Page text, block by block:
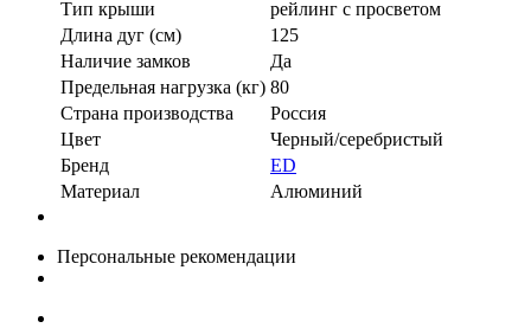
Тип крыши
рейлинг с просветом
Длина дуг (см)
125
Наличие замков
Да
Предельная нагрузка (кг) 80
Страна производства
Россия
Цвет
Черный/серебристый
Бренд
ED
Материал
Алюминий
Персональные рекомендации